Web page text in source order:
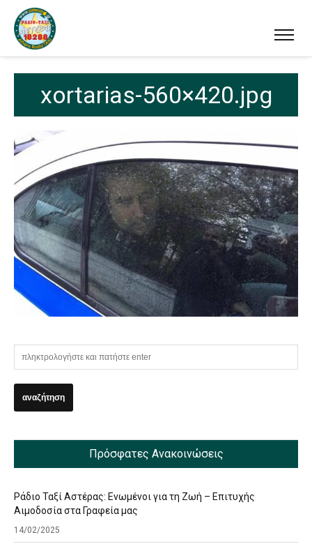
xortarias-560×420.jpg
Πρόσφατες Ανακοινώσεις
Ράδιο Ταξί Αστέρας: Ενωμένοι για τη Ζωή – Επιτυχής
Αιμοδοσία στα Γραφεία μας
14/02/2025